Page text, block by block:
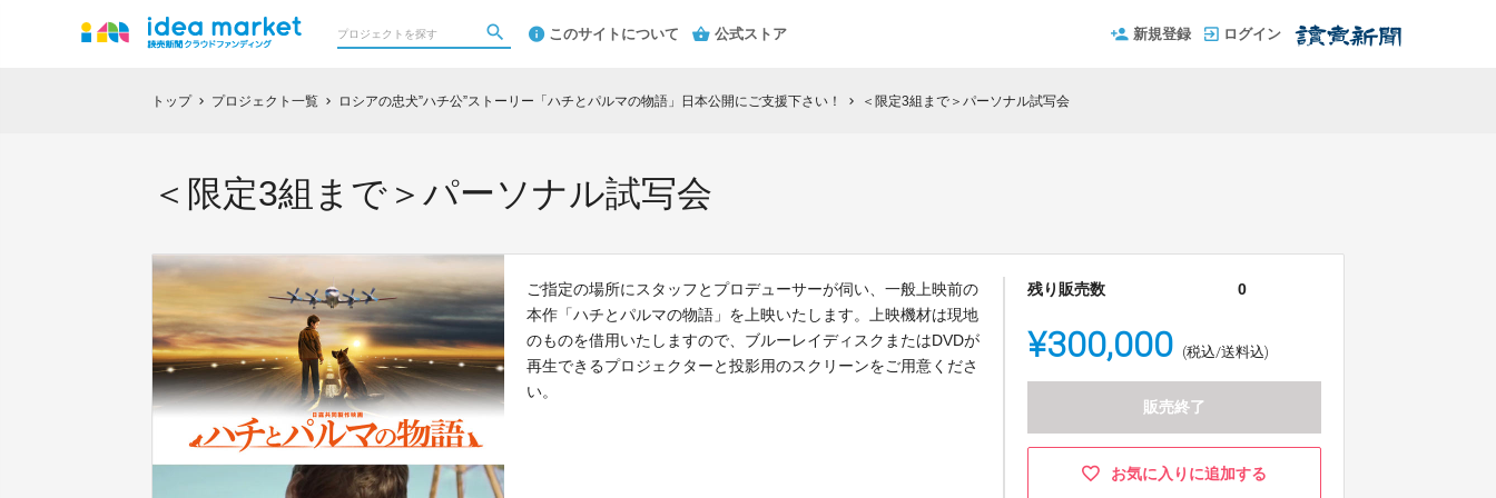
このサイトについて 公式ストア 新規登録 ログイン
トップ chevron_right プロジェクト一覧 chevron_right ロシアの忠犬”ハチ公”ストーリー「ハチとパルマの物語」日本公開にご支援下さい！ chevron_right ＜限定3組まで＞パーソナル試写会
＜限定3組まで＞パーソナル試写会
ご指定の場所にスタッフとプロデューサーが伺い、一般上映前の
本作「ハチとパルマの物語」を上映いたします。上映機材は現地
のものを借用いたしますので、ブルーレイディスクまたはDVDが
再生できるプロジェクターと投影用のスクリーンをご用意くださ
い。
残り販売数 0
¥300,000 (税込/送料込)
販売終了
お気に入りに追加する